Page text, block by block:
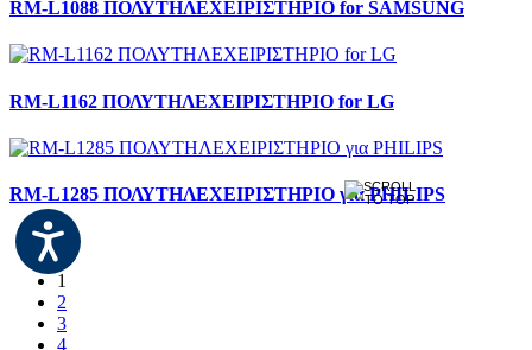
RM-L1088 ΠΟΛΥΤΗΛΕΧΕΙΡΙΣΤΗΡΙΟ for SAMSUNG
RM-L1162 ΠΟΛΥΤΗΛΕΧΕΙΡΙΣΤΗΡΙΟ for LG
RM-L1285 ΠΟΛΥΤΗΛΕΧΕΙΡΙΣΤΗΡΙΟ για PHILIPS
1
2
3
4